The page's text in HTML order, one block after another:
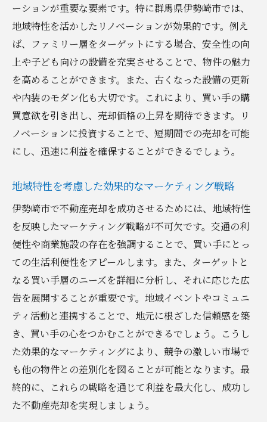
ーションが重要な要素です。特に群馬県伊勢崎市では、
地域特性を活かしたリノベーションが効果的です。例え
ば、ファミリー層をターゲットにする場合、安全性の向
上や子ども向けの設備を充実させることで、物件の魅力
を高めることができます。また、古くなった設備の更新
や内装のモダン化も大切です。これにより、買い手の購
買意欲を引き出し、売却価格の上昇を期待できます。リ
ノベーションに投資することで、短期間での売却を可能
にし、迅速に利益を確保することができるでしょう。
地域特性を考慮した効果的なマーケティング戦略
伊勢崎市で不動産売却を成功させるためには、地域特性
を反映したマーケティング戦略が不可欠です。交通の利
便性や商業施設の存在を強調することで、買い手にとっ
ての生活利便性をアピールします。また、ターゲットと
なる買い手層のニーズを詳細に分析し、それに応じた広
告を展開することが重要です。地域イベントやコミュニ
ティ活動と連携することで、地元に根ざした信頼感を築
き、買い手の心をつかむことができるでしょう。こうし
た効果的なマーケティングにより、競争の激しい市場で
も他の物件との差別化を図ることが可能となります。最
終的に、これらの戦略を通じて利益を最大化し、成功し
た不動産売却を実現しましょう。